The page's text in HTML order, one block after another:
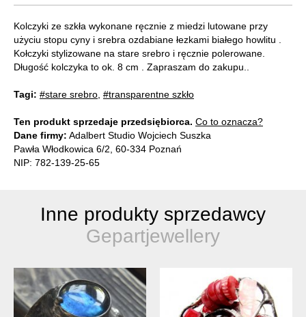
Kolczyki ze szkła wykonane ręcznie z miedzi lutowane przy
użyciu stopu cyny i srebra ozdabiane łezkami białego howlitu .
Kołczyki stylizowane na stare srebro i ręcznie polerowane.
Długość kolczyka to ok. 8 cm . Zapraszam do zakupu..
Tagi: #stare srebro #transparentne szkło
Ten produkt sprzedaje przedsiębiorca. Co to oznacza?
Dane firmy: Adalbert Studio Wojciech Suszka
Pawła Włodkowica 6/2, 60-334 Poznań
NIP: 782-139-25-65
Inne produkty sprzedawcy
Gepartjewellery